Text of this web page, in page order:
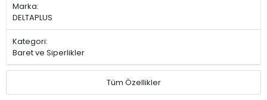
Marka:
DELTAPLUS
Kategori:
Baret ve Siperlikler
Tüm Özellikler